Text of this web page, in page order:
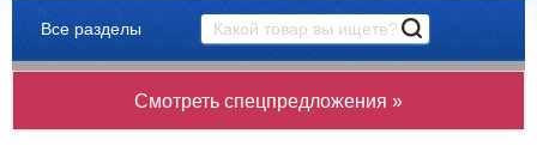
Все разделы
Смотреть спецпредложения »